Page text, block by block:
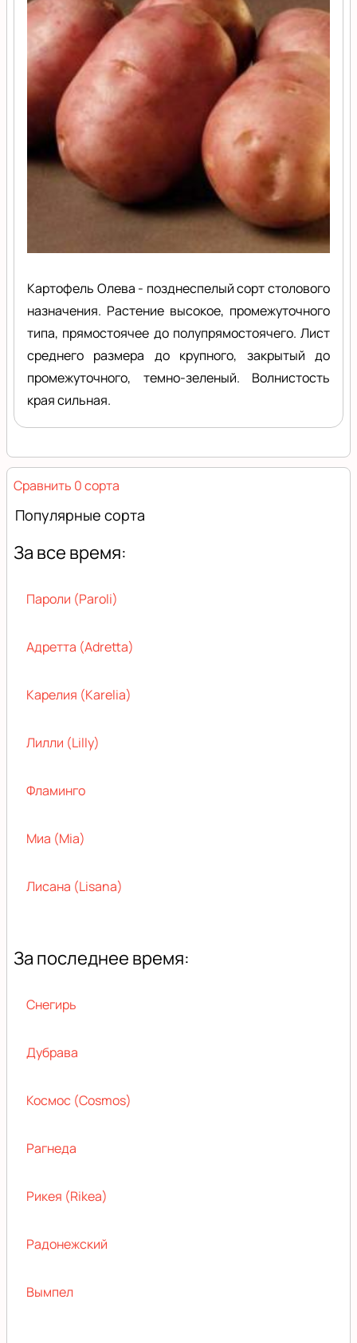
Картофель Олева - позднеспелый сорт столового
назначения. Растение высокое, промежуточного
типа, прямостоячее до полупрямостоячего. Лист
среднего размера до крупного, закрытый до
промежуточного, темно-зеленый. Волнистость
края сильная.
Сравнить 0 сорта
Популярные сорта
За все время:
Пароли (Paroli)
Адретта (Adretta)
Карелия (Karelia)
Лилли (Lilly)
Фламинго
Миа (Mia)
Лисана (Lisana)
За последнее время:
Снегирь
Дубрава
Космос (Cosmos)
Рагнеда
Рикея (Rikea)
Радонежский
Вымпел